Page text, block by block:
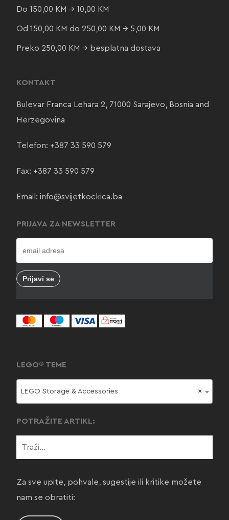
Do 150,00 KM → 10,00 KM
Od 150,00 KM do 250,00 KM → 5,00 KM
Preko 250,00 KM → besplatna dostava
KONTAKT
Bulevar Franca Lehara 2, 71000 Sarajevo, Bosnia and
Herzegovina
Telefon: +387 33 590 579
Fax: +387 33 590 579
Email: info@svijetkockica.ba
PRIJAVA ZA NEWSLETTER
LEGO® TEME
×
LEGO Storage & Accessories
POTRAŽITE ARTIKL:
Za sve upite, pohvale, sugestije ili kritike možete
nam se obratiti: